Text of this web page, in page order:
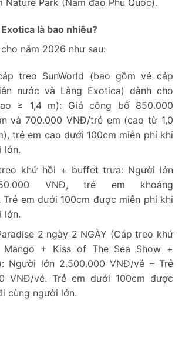
Nature Park (Nam đảo Phú Quốc).
là bao nhiêu?
năm 2026 như sau:
treo SunWorld (bao gồm vé cáp
nước và Làng Exotica) dành cho
≥ 1,4 m): Giá công bố 850.000
và 700.000 VNĐ/trẻ em (cao từ 1,0
trẻ em cao dưới 100cm miễn phí khi
lớn.
khứ hồi + buffet trưa: Người lớn
VNĐ, trẻ em khoảng
em dưới 100cm được miễn phí khi
lớn.
2 ngày 2 NGÀY (Cáp treo khứ
+ Kiss of The Sea Show +
Người lớn 2.500.000 VNĐ/vé – Trẻ
VNĐ/vé. Trẻ em dưới 100cm được
cùng người lớn.